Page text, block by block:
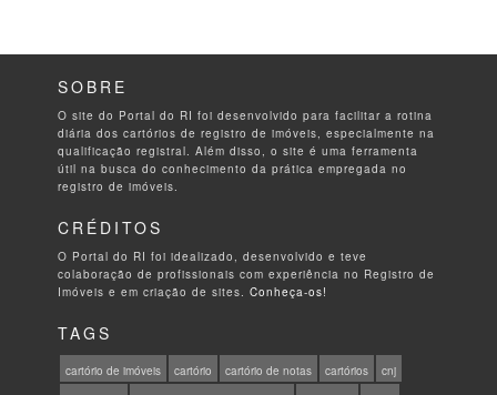
SOBRE
O site do Portal do RI foi desenvolvido para facilitar a rotina
diária dos cartórios de registro de imóveis, especialmente na
qualificação registral. Além disso, o site é uma ferramenta
útil na busca do conhecimento da prática empregada no
registro de imóveis.
CRÉDITOS
O Portal do RI foi idealizado, desenvolvido e teve
colaboração de profissionais com experiência no Registro de
Imóveis e em criação de sites.Conheça-os!
TAGS
cartório de imóveis cartório cartório de notas cartórios
cnj